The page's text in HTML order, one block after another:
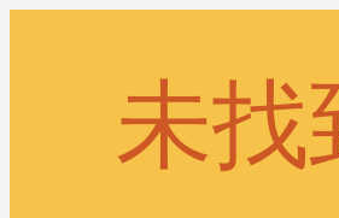
未找